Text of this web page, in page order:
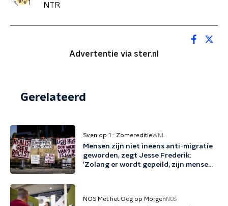
NTR
Advertentie via ster.nl
Gerelateerd
Sven op 1 - ZomereditieWNL
Mensen zijn niet ineens anti-migratie
geworden, zegt Jesse Frederik:
'Zolang er wordt gepeild, zijn mensen
NOS Met het Oog op Morgen NOS